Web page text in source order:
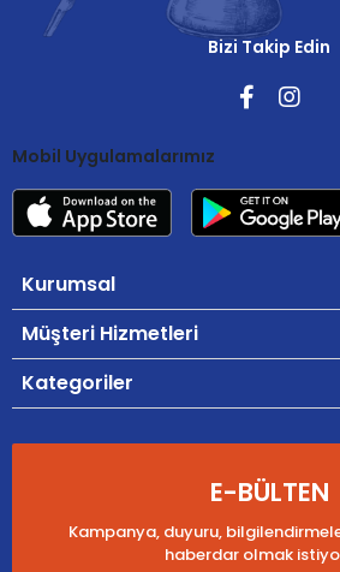
Bizi Takip Edin
Mobil Uygulamalarımız
Kurumsal
Müşteri Hizmetleri
Kategoriler
E-BÜLTEN
Kampanya, duyuru,
haberdar olmak